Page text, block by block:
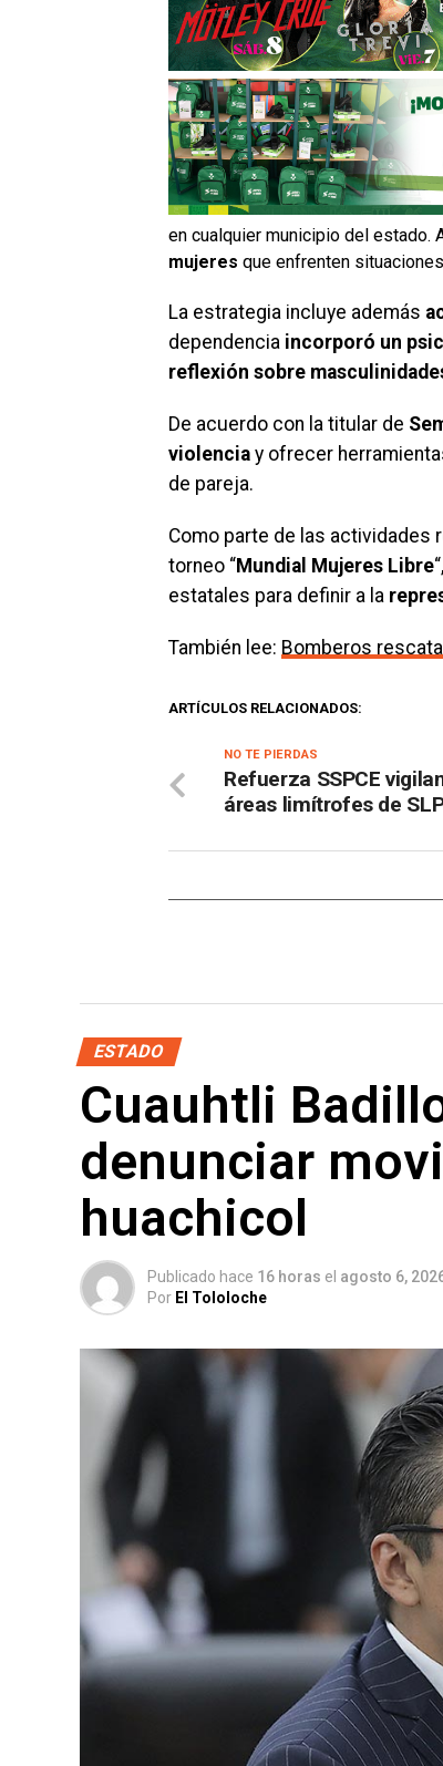
en cualquier municipio del estado.
mujeres que enfrenten
La estrategia incluye además
dependencia incorporó un
reflexión sobre
De acuerdo con la titular de
violencia y ofrecer
de pareja.
Como parte de las actividades
torneo “Mundial Mujeres Libre
estatales para definir a la
También lee: Bomberos
ARTÍCULOS RELACIONADOS:
NO TE PIERDAS
Refuerza SSPCE
áreas limítrofes de
ESTADO
Cuauhtli
denunciar
huachicol
Publicado hace 16 horas el agosto 6,
Por El Tololoche